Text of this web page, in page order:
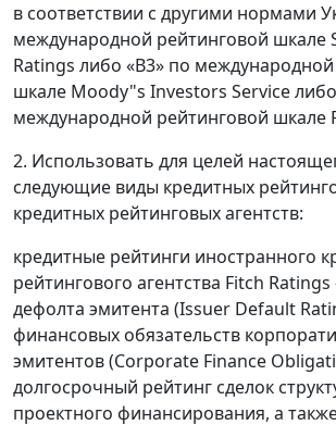
в соответствии с другими нормами
международной рейтинговой шкале
Ratings либо «В3» по
шкале Moody"s Investors Service
международной рейтинговой шкале
2. Использовать для целей
следующие виды кредитных
кредитных рейтинговых агентств:
кредитные рейтинги иностранного
рейтингового агентства Fitch
дефолта эмитента (Issuer Default
финансовых обязательств
эмитентов (Corporate Finance
долгосрочный рейтинг сделок
проектного финансирования, а